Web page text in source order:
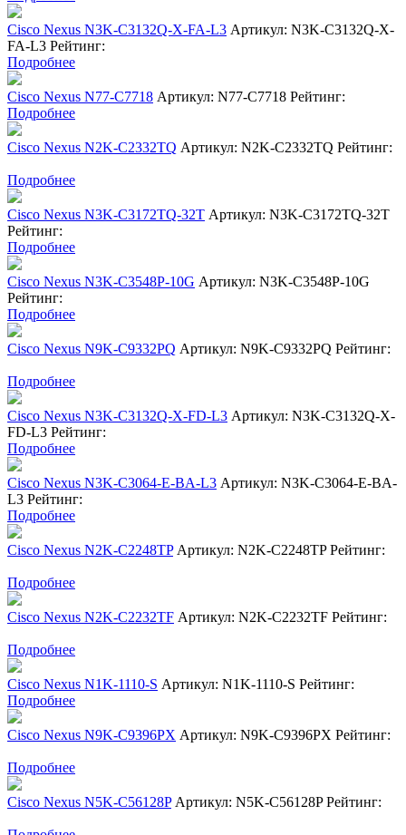
Cisco Nexus N3K-C3132Q-X-FA-L3 Артикул: N3K-C3132Q-X-
FA-L3 Рейтинг:
Подробнее
Cisco Nexus N77-C7718 Артикул: N77-C7718 Рейтинг:
Подробнее
Cisco Nexus N2K-C2332TQ Артикул: N2K-C2332TQ Рейтинг:
Подробнее
Cisco Nexus N3K-C3172TQ-32T Артикул: N3K-C3172TQ-32T
Рейтинг:
Подробнее
Cisco Nexus N3K-C3548P-10G Артикул: N3K-C3548P-10G
Рейтинг:
Подробнее
Cisco Nexus N9K-C9332PQ Артикул: N9K-C9332PQ Рейтинг:
Подробнее
Cisco Nexus N3K-C3132Q-X-FD-L3 Артикул: N3K-C3132Q-X-
FD-L3 Рейтинг:
Подробнее
Cisco Nexus N3K-C3064-E-BA-L3 Артикул: N3K-C3064-E-BA-
L3 Рейтинг:
Подробнее
Cisco Nexus N2K-C2248TP Артикул: N2K-C2248TP Рейтинг:
Подробнее
Cisco Nexus N2K-C2232TF Артикул: N2K-C2232TF Рейтинг:
Подробнее
Cisco Nexus N1K-1110-S Артикул: N1K-1110-S Рейтинг:
Подробнее
Cisco Nexus N9K-C9396PX Артикул: N9K-C9396PX Рейтинг:
Подробнее
Cisco Nexus N5K-C56128P Артикул: N5K-C56128P Рейтинг: